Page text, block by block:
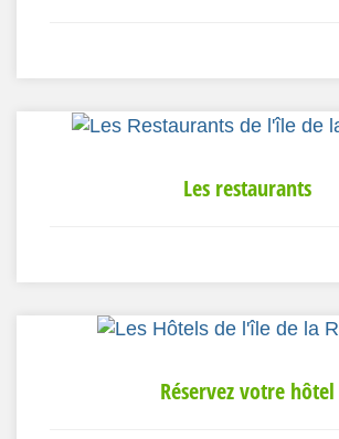
Les restaurants
Réservez votre hôtel